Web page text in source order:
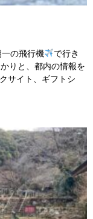
一の飛行機
で行き
りと、都内の情報を
サイト、ギフトシ